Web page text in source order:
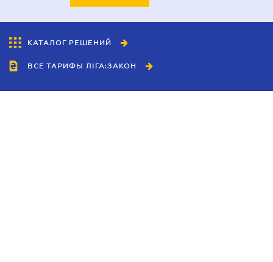
КАТАЛОГ РЕШЕНИЙ
ВСЕ ТАРИФЫ ЛІГА:ЗАКОН